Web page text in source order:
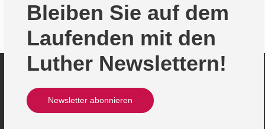
Bleiben Sie auf dem
Laufenden mit den
Luther Newslettern!
Newsletter abonnieren